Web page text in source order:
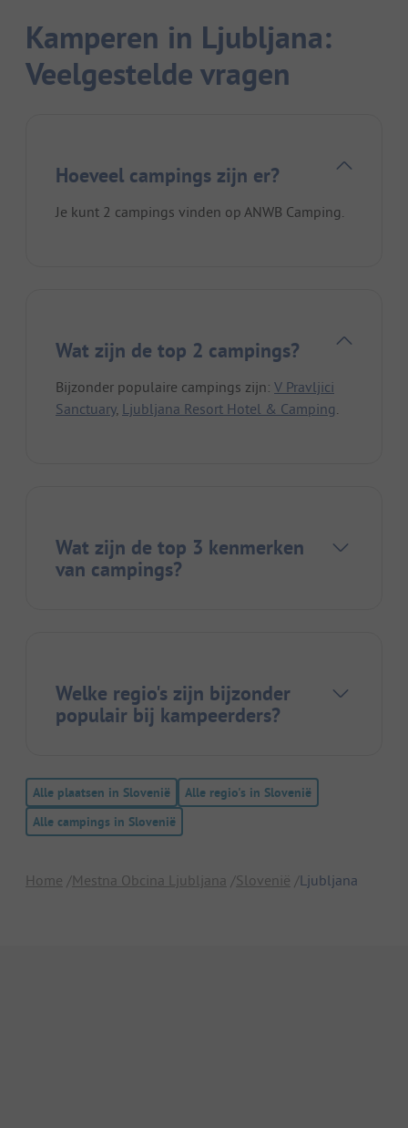
Kamperen in Ljubljana:
Veelgestelde vragen
Hoeveel campings zijn er?
Je kunt 2 campings vinden op ANWB Camping.
Wat zijn de top 2 campings?
Bijzonder populaire campings zijn: V Pravljici
Sanctuary, Ljubljana Resort Hotel & Camping.
Wat zijn de top 3 kenmerken
van campings?
Welke regio's zijn bijzonder
populair bij kampeerders?
Alle plaatsen in Slovenië
Alle regio's in Slovenië
Alle campings in Slovenië
Home Mestna Obcina Ljubljana Slovenië Ljubljana